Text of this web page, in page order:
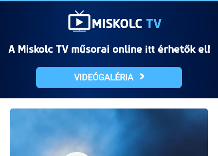
MISKOLC TV
A Miskolc TV műsorai online ittérhetők el!
VIDEÓGALÉRIA